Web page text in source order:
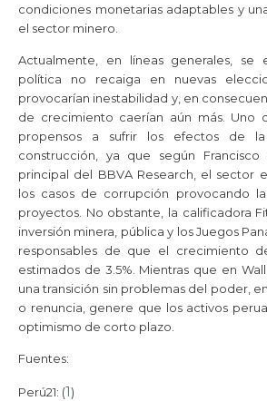
condiciones monetarias adaptables y
el sector minero.
Actualmente, en líneas generales, se
política no recaiga en nuevas
provocarían inestabilidad y, en
de crecimiento caerían aún más. Uno
propensos a sufrir los efectos de
construcción, ya que según Francisco
principal del BBVA Research, el sector
los casos de corrupción provocando
proyectos. No obstante, la calificadora
inversión minera, pública y los Juegos
responsables de que el crecimiento
estimados de 3.5%. Mientras que en
una transición sin problemas del poder,
o renuncia, genere que los activos
optimismo de corto plazo.
Fuentes:
Perú21: (1)